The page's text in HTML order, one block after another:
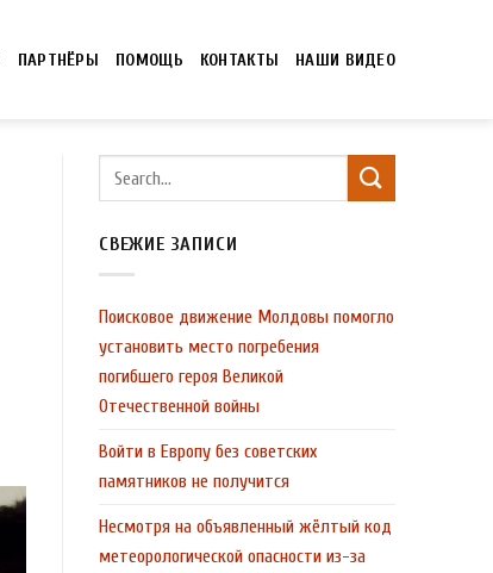
ПАРТНЁРЫ ПОМОЩЬ КОНТАКТЫ НАШИ ВИДЕО
СВЕЖИЕ ЗАПИСИ
Поисковое движение Молдовы помогло
установить место погребения
погибшего героя Великой
Отечественной войны
Войти в Европу без советских
памятников не получится
Несмотря на объявленный жёлтый код
метеорологической опасности из-за